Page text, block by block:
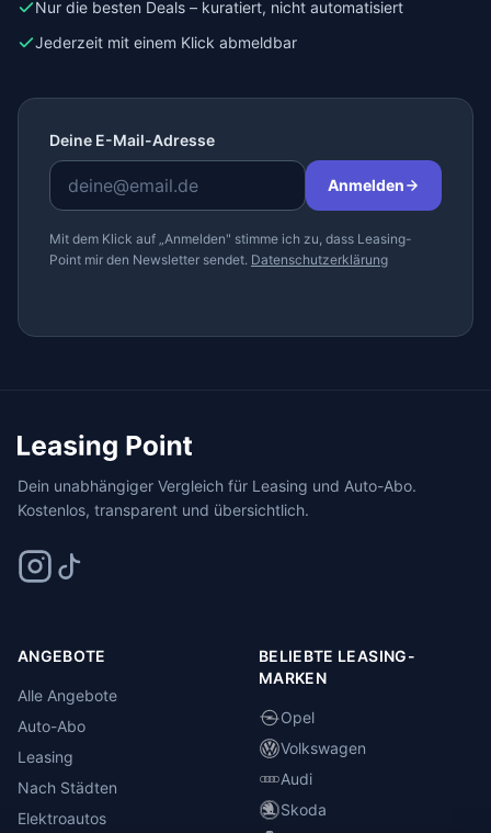
Nur die besten Deals – kuratiert, nicht automatisiert
Jederzeit mit einem Klick abmeldbar
Deine E-Mail-Adresse
Anmelden
Mit dem Klick auf „Anmelden" stimme ich zu, dass Leasing-
Point mir den Newsletter sendet. Datenschutzerklärung
Dein unabhängiger Vergleich für Leasing und Auto-Abo.
Kostenlos, transparent und übersichtlich.
ANGEBOTE
Alle Angebote
Auto-Abo
Leasing
Nach Städten
Elektroautos
BELIEBTE LEASING-
MARKEN
Opel
Volkswagen
Audi
Skoda